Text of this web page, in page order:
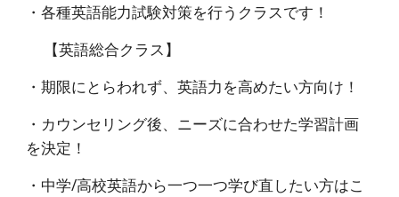
・各種英語能力試験対策を行うクラスです！
【英語総合クラス】
・期限にとらわれず、英語力を高めたい方向け ！
・ カウンセリング後、ニーズに合わせた学習計画
を決定！
・中学/高校英語から一つ一つ学び直したい方はこ